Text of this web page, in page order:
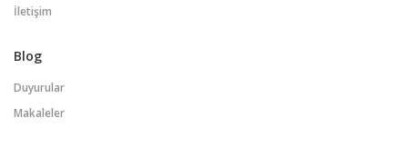
İletişim
Blog
Duyurular
Makaleler